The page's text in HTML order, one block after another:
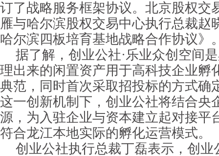
订了战略服务框架协议。北京股权交
雁与哈尔滨股权交易中心执行总裁赵
哈尔滨四板培育基地战略合作协议》
据了解，创业公社·乐业众创空间
理出来的闲置资产用于高科技企业孵
典范，同时首次采取招投标的方式确
这一创新机制下，创业公社将结合央
源，为入驻企业与资本建立起对接平
符合龙江本地实际的孵化运营模式。
创业公社执行总裁丁磊表示，创业